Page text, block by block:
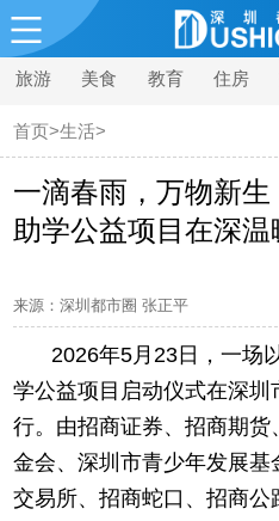
旅游 美食 教育 住房
首页>生活>
一滴春雨，万物新生
助学公益项目在深温
来源：深圳都市圈 张正平
2026年5月23日，一场
学公益项目启动仪式在深
行。由招商证券、招商期
金会、深圳市青少年发展
交易所、招商蛇口、招商